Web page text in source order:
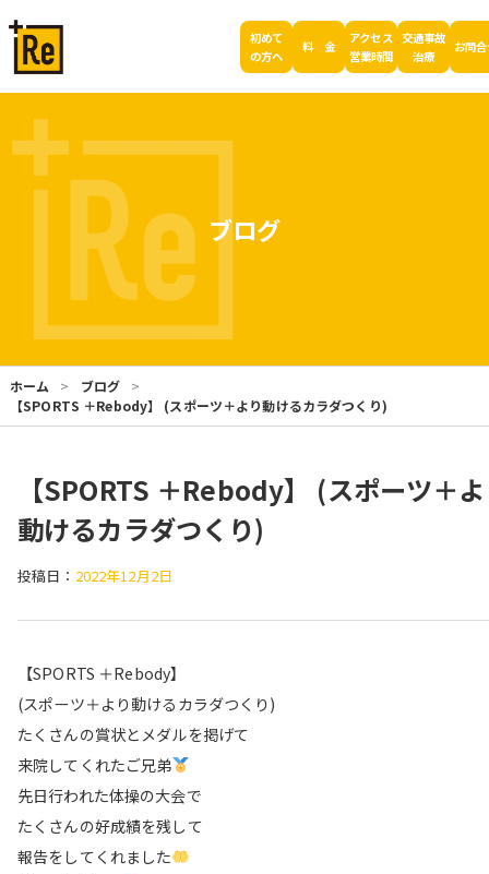
初めて
の方へ
料 金
アクセス
営業時間
交通事故
治療
お問
ブログ
ホーム
ブログ
【SPORTS ＋Rebody】 (スポーツ＋より動けるカラダつくり)
【SPORTS ＋Rebody】 (スポーツ＋
動けるカラダつくり)
投稿日： 2022年12月2日
【SPORTS ＋Rebody】
(スポーツ＋より動けるカラダつくり)
たくさんの賞状とメダルを掲げて
来院してくれたご兄弟
先日行われた体操の大会で
たくさんの好成績を残して
報告をしてくれました